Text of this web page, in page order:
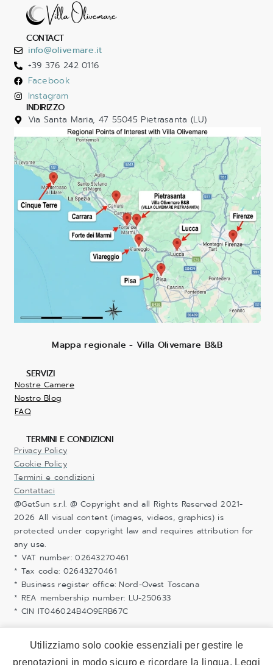
CONTACT
info@olivemare.it
+39 376 242 0116
Facebook
Instagram
INDIRIZZO
Via Santa Maria, 47 55045 Pietrasanta (LU)
Mappa regionale - Villa Olivemare B&B
SERVIZI
Nostre Camere
Nostro Blog
FAQ
TERMINI E CONDIZIONI
Privacy Policy
Cookie Policy
Termini e condizioni
Contattaci
@GetSun s.r.l. @ Copyright and all Rights Reserved 2021-
2026 All visual content (images, videos, graphics) is
protected under copyright law and requires attribution for
any use.
* VAT number: 02643270461
* Tax code: 02643270461
* Business register office: Nord-Ovest Toscana
* REA membership number: LU-250633
* CIN IT046024B4O9ERB67C
Utilizziamo solo cookie essenziali per gestire le
prenotazioni in modo sicuro e ricordare la lingua. Leggi